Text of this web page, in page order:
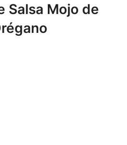
Salsa Mojo de